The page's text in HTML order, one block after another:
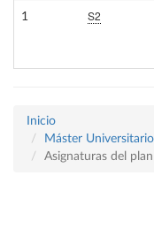
1 S2
Inicio
Máster
Asignaturas del